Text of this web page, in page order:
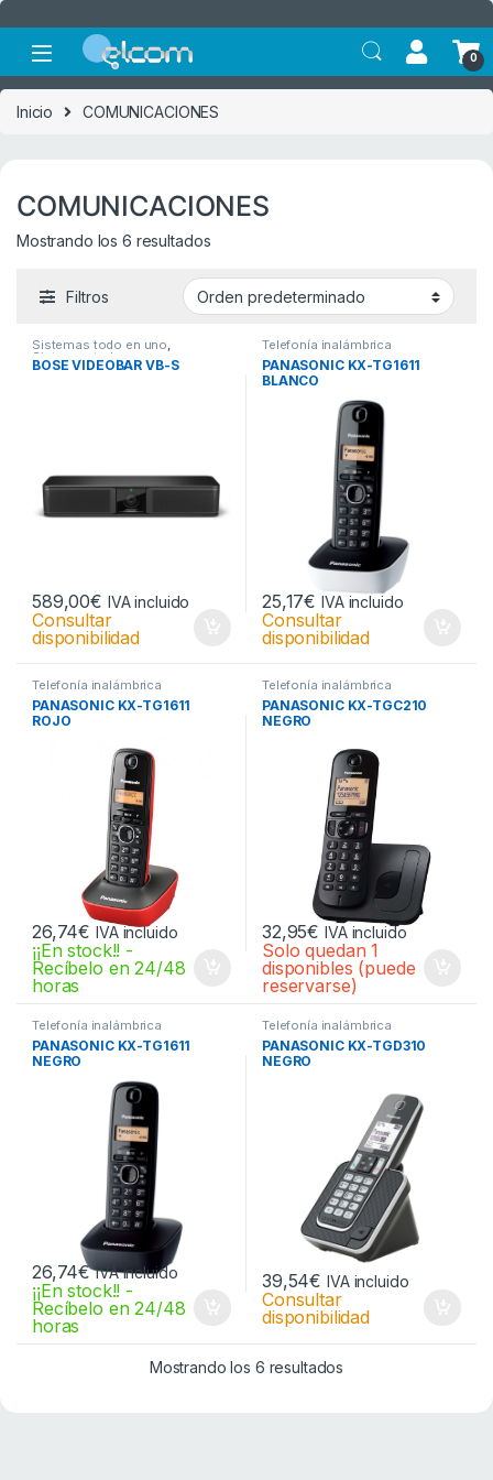
0
Inicio COMUNICACIONES
COMUNICACIONES
Mostrando los 6 resultados
Filtros
Sistemas todo en uno,
Sistemas todo en uno
BOSE VIDEOBAR VB-S
589,00€ IVA incluido
Consultar
disponibilidad
Telefonía inalámbrica
PANASONIC KX-TG1611
BLANCO
25,17€ IVA incluido
Consultar
disponibilidad
Telefonía inalámbrica
PANASONIC KX-TG1611
ROJO
26,74€ IVA incluido
¡¡En stock!! -
Recíbelo en 24/48
horas
Telefonía inalámbrica
PANASONIC KX-TGC210
NEGRO
32,95€ IVA incluido
Solo quedan 1
disponibles (puede
reservarse)
Telefonía inalámbrica
PANASONIC KX-TG1611
NEGRO
26,74€ IVA incluido
¡¡En stock!! -
Recíbelo en 24/48
horas
Telefonía inalámbrica
PANASONIC KX-TGD310
NEGRO
39,54€ IVA incluido
Consultar
disponibilidad
Mostrando los 6 resultados